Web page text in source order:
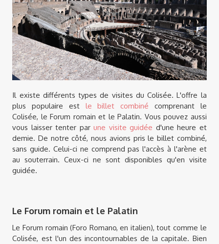
Il existe différents types de visites du Colisée. L'offre la
plus populaire est le billet combiné comprenant le
Colisée, le Forum romain et le Palatin. Vous pouvez aussi
vous laisser tenter parune visite guidée d'une heure et
demie. De notre côté, nous avions pris le billet combiné,
sans guide. Celui-ci ne comprend pas l'accès à l'arène et
au souterrain. Ceux-ci ne sont disponibles qu'en visite
guidée.
Le Forum romain et le Palatin
Le Forum romain (Foro Romano, en italien), tout comme le
Colisée, est l'un des incontournables de la capitale. Bien